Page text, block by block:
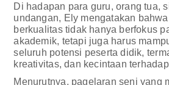
Di hadapan para guru, orang tua,
undangan, Ely mengatakan
berkualitas tidak hanya berfokus
akademik, tetapi juga harus
seluruh potensi peserta didik,
kreativitas, dan kecintaan
Menurutnya, pagelaran seni yang